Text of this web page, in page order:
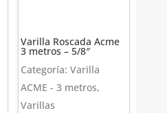
Varilla Roscada Acme
3 metros – 5/8″
Categoría: Varilla
ACME - 3 metros,
Varillas